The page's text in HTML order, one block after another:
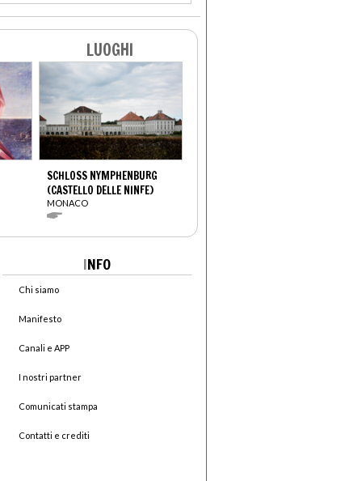
LUOGHI
SCHLOSS NYMPHENBURG
(CASTELLO DELLE NINFE)
MONACO
INFO
Chi siamo
Manifesto
Canali e APP
I nostri partner
Comunicati stampa
Contatti e crediti